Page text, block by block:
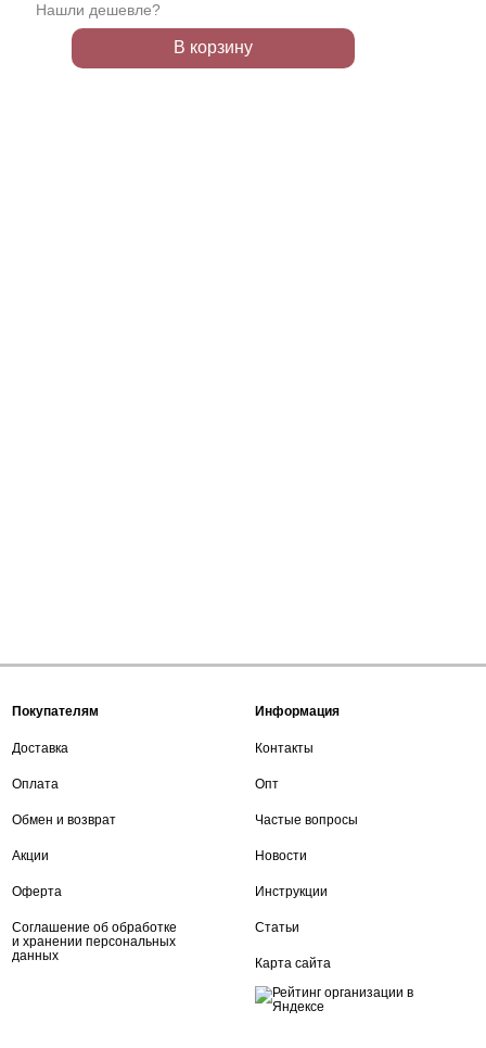
Нашли дешевле?
В корзину
Покупателям
Доставка
Оплата
Обмен и возврат
Акции
Оферта
Соглашение об обработке
и хранении персональных
данных
Информация
Контакты
Опт
Частые вопросы
Новости
Инструкции
Статьи
Карта сайта